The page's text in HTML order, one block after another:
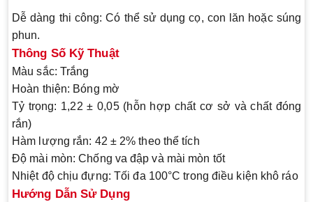
Dễ dàng thi công: Có thể sử dụng cọ, con lăn hoặc súng
phun.
Thông Số Kỹ Thuật
Màu sắc: Trắng
Hoàn thiện: Bóng mờ
Tỷ trọng: 1,22 ± 0,05 (hỗn hợp chất cơ sở và chất đóng
rắn)
Hàm lượng rắn: 42 ± 2% theo thể tích
Độ mài mòn: Chống va đập và mài mòn tốt
Nhiệt độ chịu đựng: Tối đa 100°C trong điều kiện khô ráo
Hướng Dẫn Sử Dụng